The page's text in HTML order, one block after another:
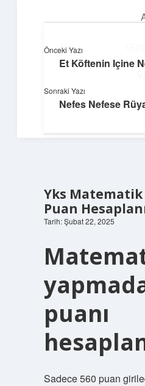
Yumuşak
Dijital dünyada
Yks Matematik
Puan
Tarih: Şubat 22, 2025
puanı
Sadece 560 puan
Önceki Yazı
Et Köftenin Içine
Sonraki Yazı
Nefes Nefese